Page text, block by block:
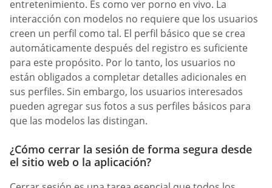
entretenimiento. Es como ver porno en vivo. La
interacción con modelos no requiere que los usuarios
creen un perfil como tal. El perfil básico que se crea
automáticamente después del registro es suficiente
para este propósito. Por lo tanto, los usuarios no
están obligados a completar detalles adicionales en
sus perfiles. Sin embargo, los usuarios interesados
pueden agregar sus fotos a sus perfiles básicos para
que las modelos las distingan.
¿Cómo cerrar la sesión de forma segura desde
el sitio web o la aplicación?